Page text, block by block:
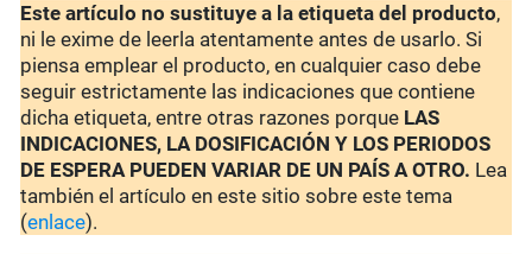
Este artículo no sustituye a la etiqueta del producto,
ni le exime de leerla atentamente antes de usarlo. Si
piensa emplear el producto, en cualquier caso debe
seguir estrictamente las indicaciones que contiene
dicha etiqueta, entre otras razones porque LAS
INDICACIONES, LA DOSIFICACIÓN Y LOS PERIODOS
DE ESPERA PUEDEN VARIAR DE UN PAÍS A OTRO. Lea
también el artículo en este sitio sobre este tema
(enlace).